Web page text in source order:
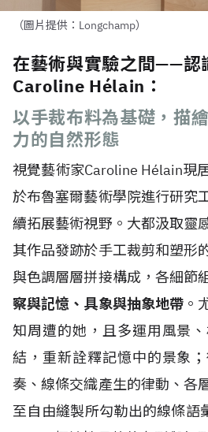
（圖片提供：Longchamp）
在藝術與實驗之間——認
Caroline Hélain：
以手裁布料為基礎，描
力的自然形態
視覺藝術家Caroline Hélain現
於布魯塞爾藝術學院進行研究
續拓展藝術視野。大都汲取靈
其作品發跡於手工裁剪和塑形
與色調層層拼接構成，各細節
察與記憶、具象與抽象地帶 。
知周遭的她，且多運用風景
結，重新詮釋記憶中的景象
奏、線條交織產生的律動、各
至自由縫製所勾勒出的線條語